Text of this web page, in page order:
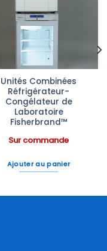
Unités Combinées
Réfrigérateur-
Congélateur de
Laboratoire
Fisherbrand™
Sur commande
Ajouter au panier